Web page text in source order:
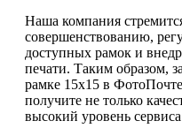
Наша компания
совершенствованию,
доступных рамок и
печати. Таким образом,
рамке 15х15 в
получите не только
высокий уровень